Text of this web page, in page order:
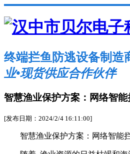
终端拦鱼防逃设备制造
业•现货供应合作伙伴
智慧渔业保护方案：网络智
[发布日期：2024/2/4 16:11:00]
智慧渔业保护方案：网络智能